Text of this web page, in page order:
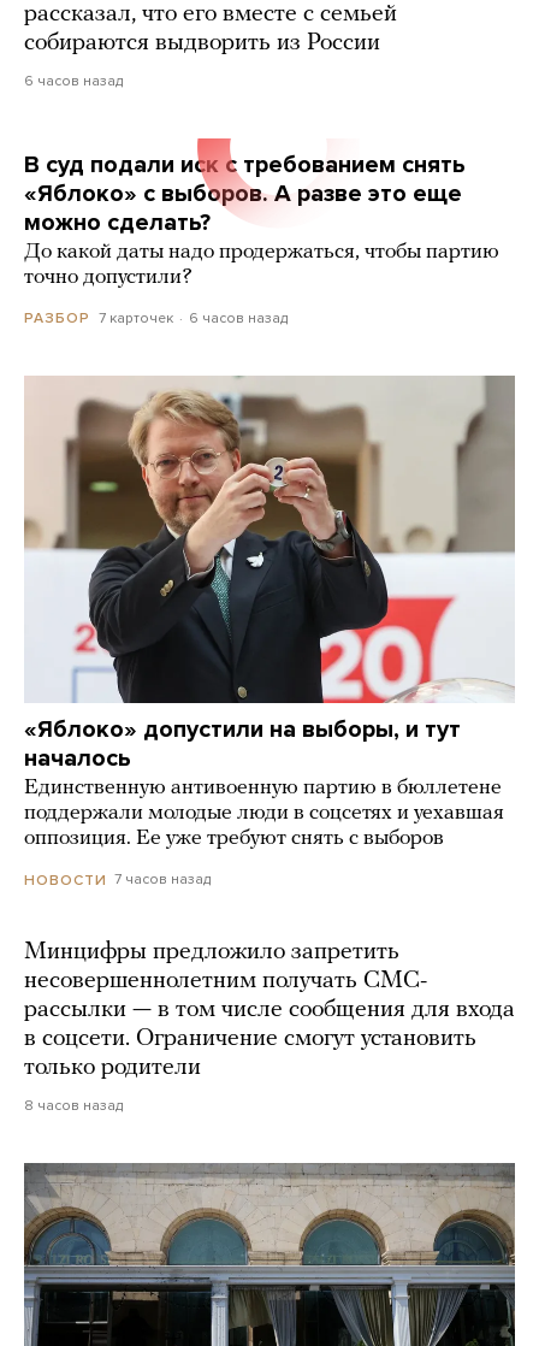
рассказал, что его вместе с семьей
собираются выдворить из России
6 часов назад
В суд подали иск с требованием снять
«Яблоко» с выборов. А разве это еще
можно сделать?
До какой даты надо продержаться, чтобы партию
точно допустили?
РАЗБОР 7 карточек 6 часов назад
«Яблоко» допустили на выборы, и тут
началось
Единственную антивоенную партию в бюллетене
поддержали молодые люди в соцсетях и уехавшая
оппозиция. Ее уже требуют снять с выборов
НОВОСТИ 7 часов назад
Минцифры предложило запретить
несовершеннолетним получать СМС-
рассылки — в том числе сообщения для входа
в соцсети. Ограничение смогут установить
только родители
8 часов назад